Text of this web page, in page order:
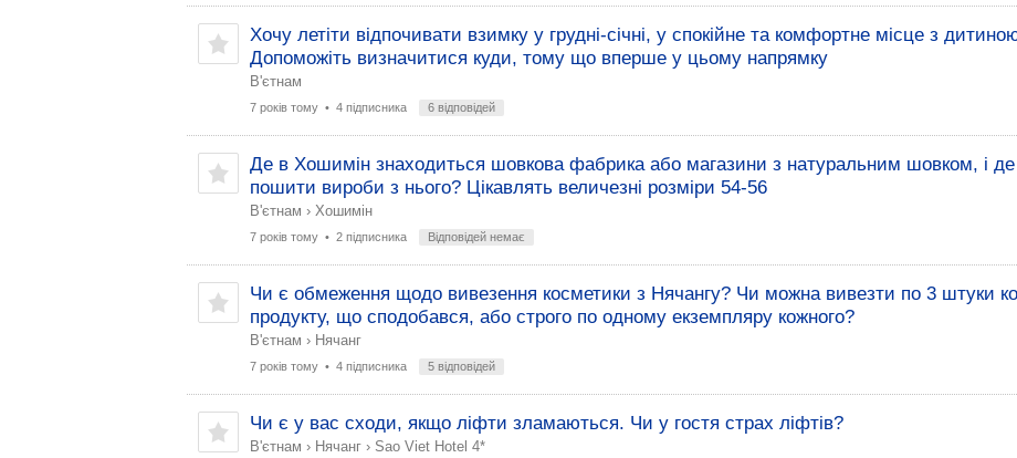
Хочу летіти відпочивати взимку у грудні-січні, у спокійне та комфортне місце з
Допоможіть визначитися куди, тому що вперше у цьому напрямку
В'єтнам
7 років тому• 4 підписника 6 відповідей
Де в Хошимін знаходиться шовкова фабрика або магазини з натуральним шовком, і де
пошити вироби з нього? Цікавлять величезні розміри 54-56
В'єтнам › Хошимін
7 років тому• 2 підписника Відповідей немає
Чи є обмеження щодо вивезення косметики з Нячангу? Чи можна вивезти по 3 штуки
продукту, що сподобався, або строго по одному екземпляру кожного?
В'єтнам › Нячанг
7 років тому• 4 підписника 5 відповідей
Чи є у вас сходи, якщо ліфти зламаються. Чи у гостя страх ліфтів?
В'єтнам › Нячанг› Sao Viet Hotel 4*